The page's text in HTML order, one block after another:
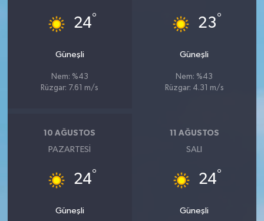
24°
Güneşli
Nem: %43
Rüzgar: 7.61 m/s
23°
Güneşli
Nem: %43
Rüzgar: 4.31 m/s
10 AĞUSTOS
PAZARTESI
24°
Güneşli
11 AĞUSTOS
SALI
24°
Güneşli